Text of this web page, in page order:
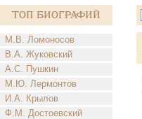
Топ Биографий
М.В. Ломоносов
В.А. Жуковский
А.С. Пушкин
М.Ю. Лермонтов
И.А. Крылов
Ф.М. Достоевский